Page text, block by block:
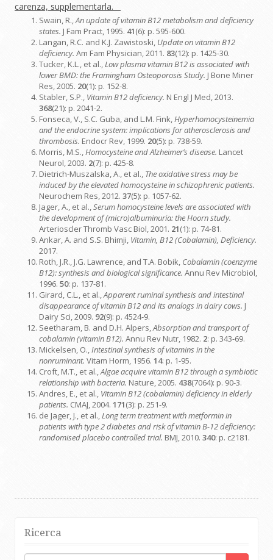
carenza, supplementarla.
Swain, R.,An update of vitamin B12 metabolism and deficiency
states. J Fam Pract, 1995. 41(6): p. 595-600.
Langan, R.C. and K.J. Zawistoski, Update on vitamin B12
deficiency. Am Fam Physician, 2011. 83(12): p. 1425-30.
Tucker, K.L., et al.,Low plasma vitamin B12 is associated with
lower BMD: the Framingham Osteoporosis Study. J Bone Miner
Res, 2005. 20(1): p. 152-8.
Stabler, S.P., Vitamin B12 deficiency. N Engl J Med, 2013.
368(21): p. 2041-2.
Fonseca, V., S.C. Guba, and L.M. Fink,Hyperhomocysteinemia
and the endocrine system: implications for atherosclerosis and
thrombosis. Endocr Rev, 1999. 20(5): p. 738-59.
Morris, M.S.,Homocysteine and Alzheimer’s disease. Lancet
Neurol, 2003. 2(7): p. 425-8.
Dietrich-Muszalska, A., et al., The oxidative stress may be
induced by the elevated homocysteine in schizophrenic patients.
Neurochem Res, 2012. 37(5): p. 1057-62.
Jager, A., et al.,Serum homocysteine levels are associated with
the development of (micro)albuminuria: the Hoorn study.
Arterioscler Thromb Vasc Biol, 2001. 21(1): p. 74-81.
Ankar, A. and S.S. Bhimji, Vitamin, B12 (Cobalamin), Deficiency.
2017.
Roth, J.R., J.G. Lawrence, and T.A. Bobik, Cobalamin (coenzyme
B12): synthesis and biological significance. Annu Rev Microbiol,
1996. 50: p. 137-81.
Girard, C.L., et al.,Apparent ruminal synthesis and intestinal
disappearance of vitamin B12 and its analogs in dairy cows. J
Dairy Sci, 2009. 92(9): p. 4524-9.
Seetharam, B. and D.H. Alpers,Absorption and transport of
cobalamin (vitamin B12). Annu Rev Nutr, 1982. 2: p. 343-69.
Mickelsen, O.,Intestinal synthesis of vitamins in the
nonruminant. Vitam Horm, 1956. 14: p. 1-95.
Croft, M.T., et al.,Algae acquire vitamin B12 through a symbiotic
relationship with bacteria. Nature, 2005. 438(7064): p. 90-3.
Andres, E., et al., Vitamin B12 (cobalamin) deficiency in elderly
patients. CMAJ, 2004. 171(3): p. 251-9.
de Jager, J., et al.,Long term treatment with metformin in
patients with type 2 diabetes and risk of vitamin B-12 deficiency:
randomised placebo controlled trial. BMJ, 2010. 340: p. c2181.
Ricerca